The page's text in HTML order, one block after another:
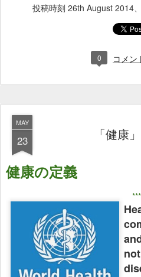
投稿時刻 26th August 2014
0 コメン
MAY
23 「健康
健康の定義